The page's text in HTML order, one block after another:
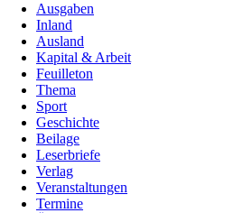
Ausgaben
Inland
Ausland
Kapital & Arbeit
Feuilleton
Thema
Sport
Geschichte
Beilage
Leserbriefe
Verlag
Veranstaltungen
Termine